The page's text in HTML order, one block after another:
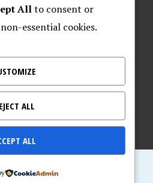
905 9720
of Posejdon
Allto consent or
essential cookies.
ALL
ALL